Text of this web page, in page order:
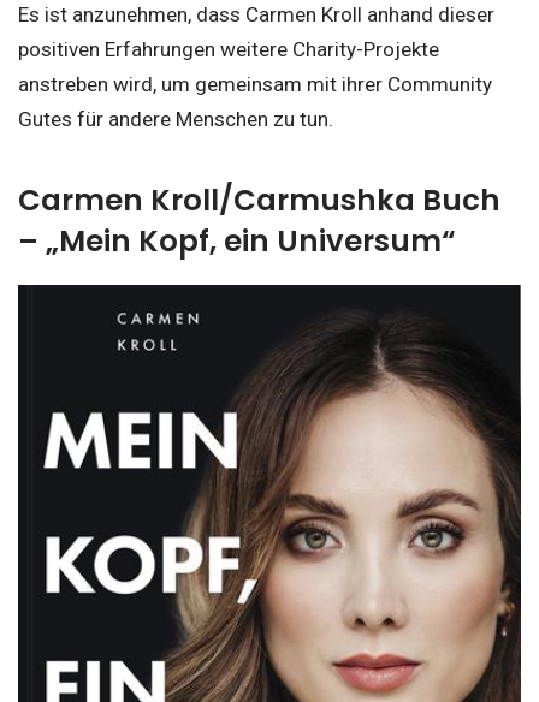
Es ist anzunehmen, dass Carmen Kroll anhand dieser
positiven Erfahrungen weitere Charity-Projekte
anstreben wird, um gemeinsam mit ihrer Community
Gutes für andere Menschen zu tun.
Carmen Kroll/Carmushka Buch
– „Mein Kopf, ein Universum“